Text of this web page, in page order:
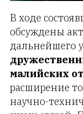
В ходе
обсуждены
дальнейшего
малийских
расширение
научно-